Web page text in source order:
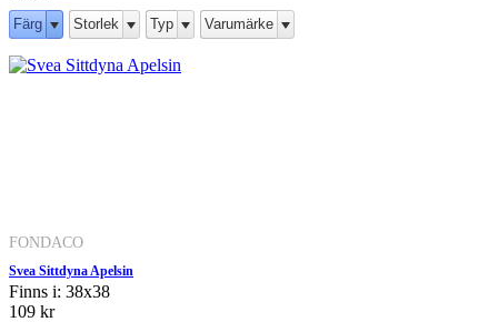
Färg
Storlek Typ Varumärke
FONDACO
Svea Sittdyna Apelsin
Finns i: 38x38
109 kr